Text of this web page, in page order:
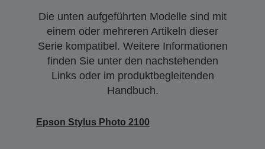
Die unten aufgeführten Modelle sind mit
einem oder mehreren Artikeln dieser
Serie kompatibel. Weitere Informationen
finden Sie unter den nachstehenden
Links oder im produktbegleitenden
Handbuch.
Epson Stylus Photo 2100